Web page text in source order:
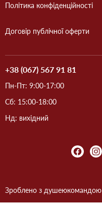
Політика конфіденційності
Договір публічної оферти
+38 (067) 567 91 81
Пн-Пт: 9:00-17:00
Сб: 15:00-18:00
Нд: вихідний
Зроблено з душеюкомандою